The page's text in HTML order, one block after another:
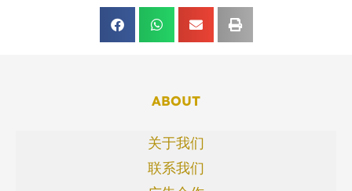
ABOUT
关于我们
联系我们